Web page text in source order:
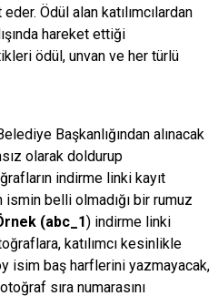
Ödül alan katılımcılardan
hareket ettiği
ödül, unvan ve her türlü
Başkanlığından alınacak
olarak doldurup
indirme linki kayıt
belli olmadığı bir rumuz
(abc_1) indirme linki
katılımcı kesinlikle
isim baş harflerini yazmayacak,
sıra numarasını